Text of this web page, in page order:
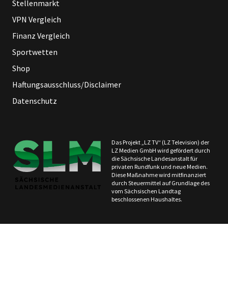
Stellenmarkt
VPN Vergleich
Finanz Vergleich
Sportwetten
Shop
Haftungsausschluss/Disclaimer
Datenschutz
Das Projekt „LZ TV“ (LZ Television) der
LZ Medien GmbH wird gefördert durch
die Sächsische Landesanstalt für
privaten Rundfunk und neue Medien.
Diese Maßnahme wird mitfinanziert
durch Steuermittel auf Grundlage des
vom Sächsischen Landtag
beschlossenen Haushaltes.